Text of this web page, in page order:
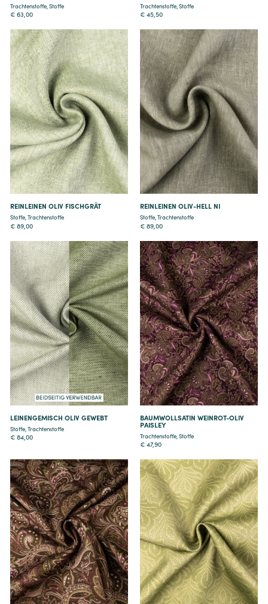
Trachtenstoffe, Stoffe
€63,00
Trachtenstoffe Stoffe
€ 45,50
Details
REINLEINEN OLIV FISCHGRÄT
Stoffe,Trachtenstoffe
€89,00
Details
REINLEINEN OLIV-HELL NI
Stoffe,Trachtenstoffe
€ 89,00
Details
LEINENGEMISCH OLIV GEWEBT
Stoffe, Trachtenstoffe
€84,00
Details
BAUMWOLLSATIN WEINROT-OLIV
PAISLEY
Trachtenstoffe Stoffe
€ 47,90
Details Details